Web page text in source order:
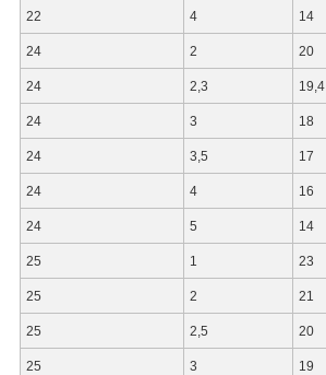
22 4 14
24 2 20
24 2,3 19,4
24 3 18
24 3,5 17
24 4 16
24 5 14
25 1 23
25 2 21
25 2,5 20
25 3 19